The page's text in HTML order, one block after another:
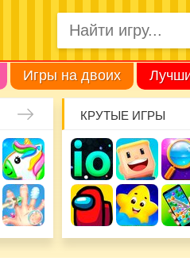
Игры на двоих
КРУТЫЕ ИГРЫ